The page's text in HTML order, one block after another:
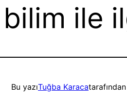
ile
Bu yazıTuğba Karacatarafından